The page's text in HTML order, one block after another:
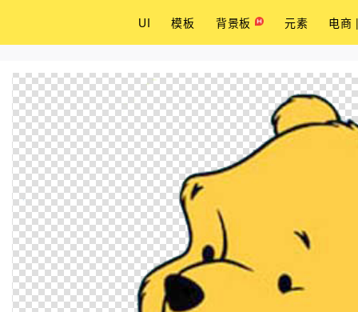
UI 模板 背景板 元素 电商